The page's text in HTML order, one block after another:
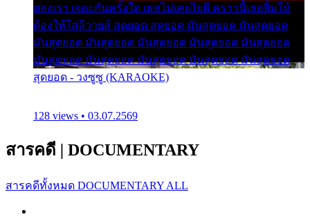
สองเรา เจอะกันครั้งใด เธอไม่เคยไยดี คราวนี้เธอยิ้มให้
ต้องให้ใส่ลีวายส์ สุดยอด สุดยอด มันสุดยอด มันสุดยอด
มันสุดยอด มันสุดยอด มันสุดยอด มันสุดยอด มันสุดยอด
มันสุดยอด มันสุดยอด มันสุดยอด มันสุดยอด มันสุดยอด
สุดยอด - วงซูซู (KARAOKE)
128 views • 03.07.2569
สารคดี | DOCUMENTARY
สารคดีทั้งหมด DOCUMENTARY ALL